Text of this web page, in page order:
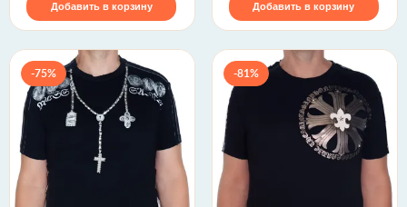
Добавить в корзину Добавить в корзину
-75% -81%